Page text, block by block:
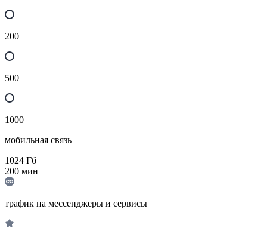
200
500
1000
мобильная связь
1024 Гб
200 мин
трафик на мессенджеры и сервисы